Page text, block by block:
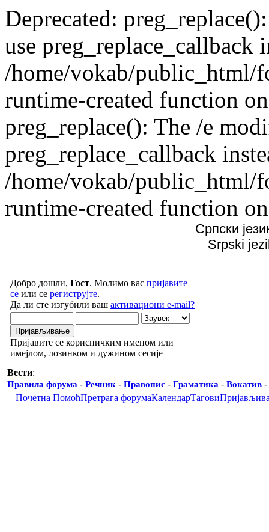
Deprecated:
use preg_replace_callback
/home/vokab/public_html/
runtime-created function
preg_replace(): The /e
preg_replace_callback
/home/vokab/public_html/
runtime-created function
Српски
Srpski
Добро дошли, Гост. Молимо вас пријавите
се или се региструјте.
Да ли сте изгубили ваш активациони e-mail?
Пријавите се корисничким именом или
имејлом, лозинком и дужином сесије
Вести:
Правила форума - Речник - Правопис - Граматика - Вокатив -
Почетна ПомоћПретрага форумаКалендарТагови